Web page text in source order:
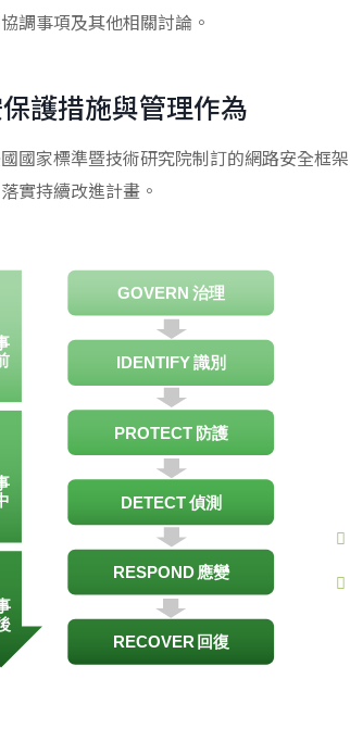
調事項及其他相關討論。
護措施與管理作為
國家標準暨技術研究院制訂的網路安全框
實持續改進計畫。